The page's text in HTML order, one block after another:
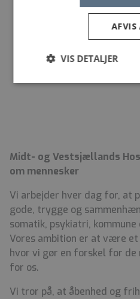
Midt- og Vestsjællands
om mennesker
Vi arbejder hver dag for, at
gode, trygge og
somatik, psykiatri, kommune
Vores ambition er at være
hvor vi gør en forskel for de
for os.
Vi tror på, at åbenhed og
AFVIS
VIS DETALJER